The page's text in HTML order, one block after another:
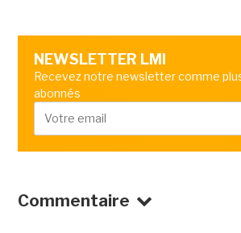
NEWSLETTER LMI
Recevez notre newsletter comme
abonnés
Commentaire